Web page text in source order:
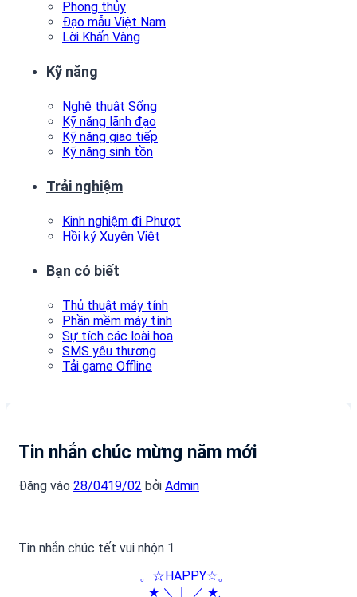
Phong thủy
Đạo mẫu Việt Nam
Lời Khấn Vàng
Kỹ năng
Nghệ thuật Sống
Kỹ năng lãnh đạo
Kỹ năng giao tiếp
Kỹ năng sinh tồn
Trải nghiệm
Kinh nghiệm đi Phượt
Hồi ký Xuyên Việt
Bạn có biết
Thủ thuật máy tính
Phần mềm máy tính
Sự tích các loài hoa
SMS yêu thương
Tải game Offline
Tin nhắn chúc mừng năm mới
Đăng vào 28/0419/02 bởi Admin
Tin nhắn chúc tết vui nhộn 1
。☆HAPPY☆。
★ ＼｜ ／ ★.